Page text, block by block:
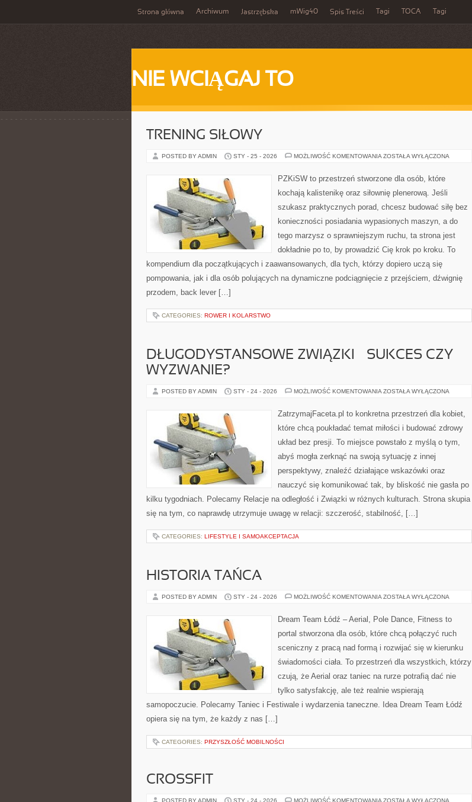
Strona główna Archiwum Jastrzębska mWig40 Spis Treści Tagi TOCA Tagi
NIE WCIĄGAJ TO
TRENING SIŁOWY
POSTED BY ADMIN STY - 25 - 2026 MOŻLIWOŚĆ KOMENTOWANIA TRENING
ZOSTAŁA WYŁĄCZONA
PZKiSW to przestrzeń stworzone dla osób, które
kochają kalistenikę oraz siłownię plenerową. Jeśli
szukasz praktycznych porad, chcesz budować siłę bez
konieczności posiadania wypasionych maszyn, a do
tego marzysz o sprawniejszym ruchu, ta strona jest
dokładnie po to, by prowadzić Cię krok po kroku. To
kompendium dla początkujących i zaawansowanych, dla tych, którzy dopiero uczą się
pompowania, jak i dla osób polujących na dynamiczne podciągnięcie z przejściem, dźwignię
przodem, back lever […]
CATEGORIES: ROWER I KOLARSTWO
DŁUGODYSTANSOWE ZWIĄZKI – SUKCES CZY
WYZWANIE?
POSTED BY ADMIN STY - 24 - 2026 MOŻLIWOŚĆ KOMENTOWANIA DŁUGODYSTANSOWE
CZY
ZOSTAŁA WYŁĄCZONA
ZatrzymajFaceta.pl to konkretna przestrzeń dla kobiet,
które chcą poukładać temat miłości i budować zdrowy
układ bez presji. To miejsce powstało z myślą o tym,
abyś mogła zerknąć na swoją sytuację z innej
perspektywy, znaleźć działające wskazówki oraz
nauczyć się komunikować tak, by bliskość nie gasła po
kilku tygodniach. Polecamy Relacje na odległość i Związki w różnych kulturach. Strona skupia
się na tym, co naprawdę utrzymuje uwagę w relacji: szczerość, stabilność, […]
CATEGORIES: LIFESTYLE I SAMOAKCEPTACJA
HISTORIA TAŃCA
POSTED BY ADMIN STY - 24 - 2026 MOŻLIWOŚĆ KOMENTOWANIA HISTORIA
ZOSTAŁA WYŁĄCZONA
Dream Team Łódź – Aerial, Pole Dance, Fitness to
portal stworzona dla osób, które chcą połączyć ruch
sceniczny z pracą nad formą i rozwijać się w kierunku
świadomości ciała. To przestrzeń dla wszystkich, którzy
czują, że Aerial oraz taniec na rurze potrafią dać nie
tylko satysfakcję, ale też realnie wspierają
samopoczucie. Polecamy Taniec i Festiwale i wydarzenia taneczne. Idea Dream Team Łódź
opiera się na tym, że każdy z nas […]
CATEGORIES: PRZYSZŁOŚĆ MOBILNOŚCI
CROSSFIT
POSTED BY ADMIN STY - 24 - 2026 MOŻLIWOŚĆ KOMENTOWANIA CROSSFIT
ZOSTAŁA WYŁĄCZONA